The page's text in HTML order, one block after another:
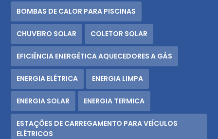
BOMBAS DE CALOR PARA PISCINAS
CHUVEIRO SOLAR COLETOR SOLAR
EFICIÊNCIA ENERGÉTICA AQUECEDORES A GÁS
ENERGIA ELÉTRICA ENERGIA LIMPA
ENERGIA SOLAR ENERGIA TERMICA
ESTAÇÕES DE CARREGAMENTO PARA VEÍCULOS
ELÉTRICOS